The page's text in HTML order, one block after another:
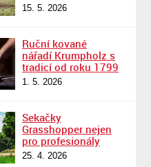
15. 5. 2026
Ruční kované
nářadí Krumpholz s
tradicí od roku 1799
1. 5. 2026
Sekačky
Grasshopper nejen
pro profesionály
25. 4. 2026